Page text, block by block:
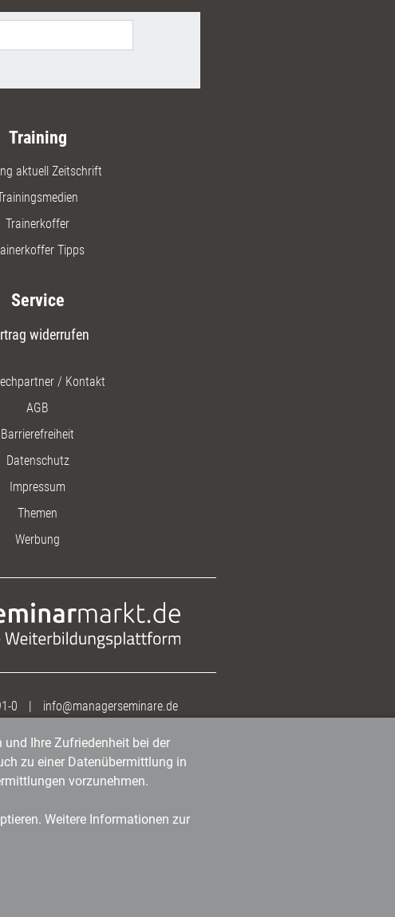
Training
aktuell Zeitschrift
Trainerkoffer
Tipps
Service
widerrufen
/ Kontakt
AGB
Barrierefreiheit
Datenschutz
Impressum
Themen
Werbung
0 | info@managerseminare.de
Ihre Zufriedenheit bei der
zu einer Datenübermittlung in
vorzunehmen.
Weitere Informationen zur